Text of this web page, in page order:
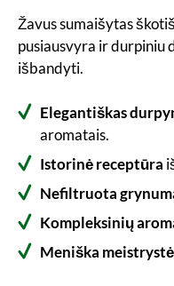
Žavus sumaišytas
pusiausvyra ir durpiniu
išbandyti.
Elegantiškas
aromatais.
Istorinė receptūra
Nefiltruota
Kompleksinių
Meniška meistrystė